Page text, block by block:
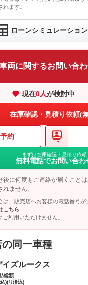
れます。
ローンシミュレーション
両に関するお問い合
現在0人が検討中
在庫確認・見積り依頼(
約
まずは在庫確認・見積り依頼
無料電話でお問い合わ
後に何度もご連絡が届くこと
れません。
、販売店へお客様の電話番号が
こちら
利用いただけません。
の同一車種
イズルークス
総額
)(リ済込)